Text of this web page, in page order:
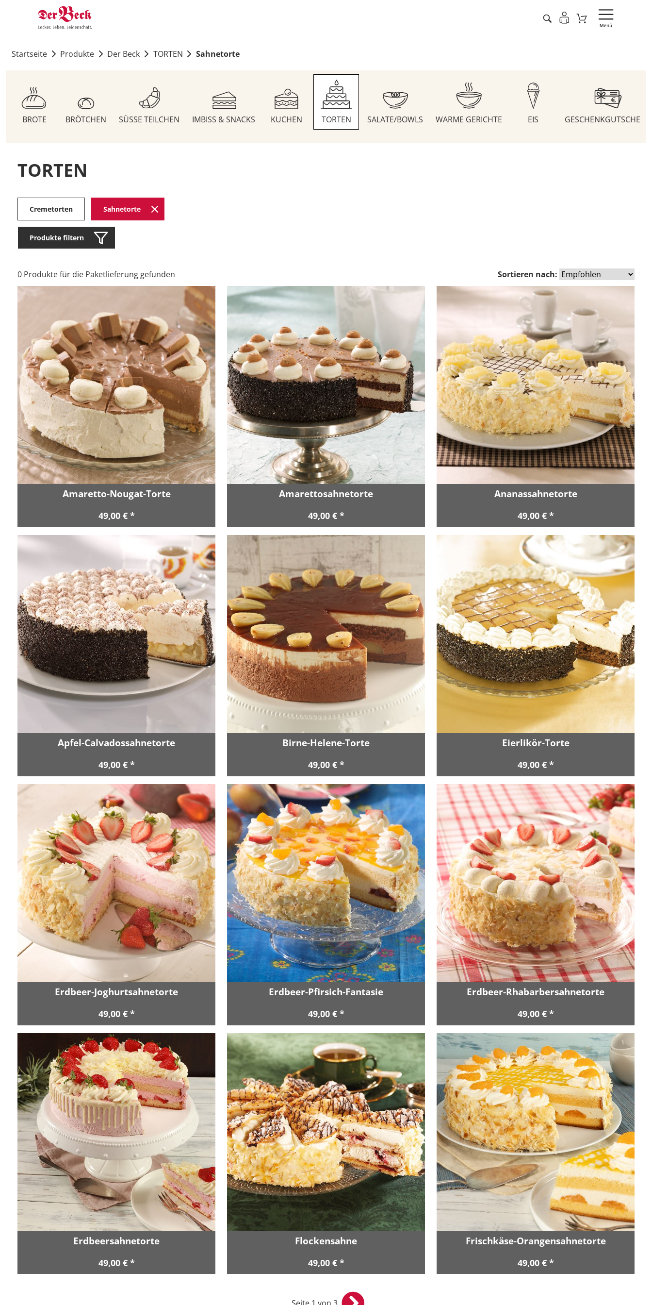
Startseite Produkte Der Beck TORTEN Sahnetorte
BROTE BRÖTCHEN SÜSSE TEILCHEN IMBISS & SNACKS KUCHEN TORTEN SALATE/BOWLS WARME GERICHTE EIS GESCHENKGUTSCHEINE
TORTEN
Cremetorten Sahnetorte
Produkte filtern
0 Produkte für die Paketlieferung gefunden Sortieren nach:
Amaretto-Nougat-Torte
49,00 € *
Amarettosahnetorte
49,00 € *
Ananassahnetorte
49,00 € *
Apfel-Calvadossahnetorte
49,00 € *
Birne-Helene-Torte
49,00 € *
Eierlikör-Torte
49,00 € *
Erdbeer-Joghurtsahnetorte
49,00 € *
Erdbeer-Pfirsich-Fantasie
49,00 € *
Erdbeer-Rhabarbersahnetorte
49,00 € *
Erdbeersahnetorte
49,00 € *
Flockensahne
49,00 € *
Frischkäse-Orangensahnetorte
49,00 € *